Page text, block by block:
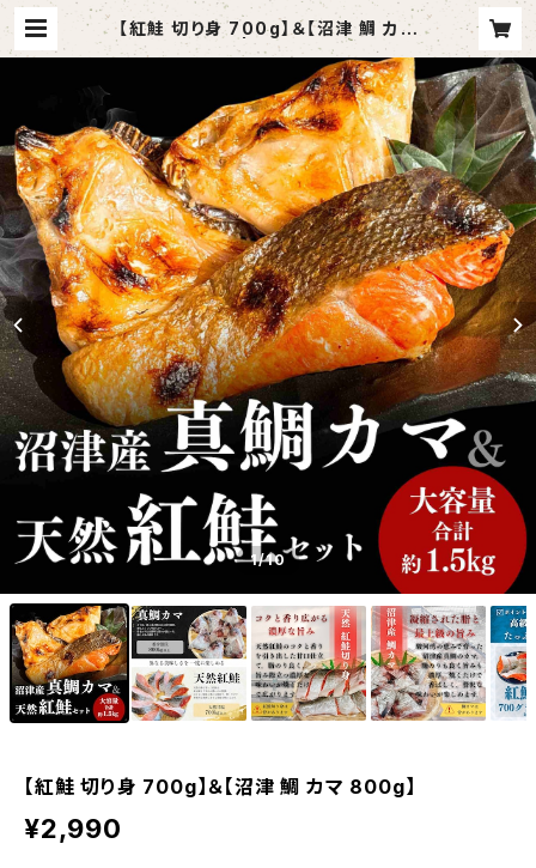
【紅鮭 切り身 700g】＆【沼津 鯛 カマ
800g】 | otodoketai
1/10
【紅鮭 切り身 700g】＆【沼津 鯛 カマ 800g】
¥2,990